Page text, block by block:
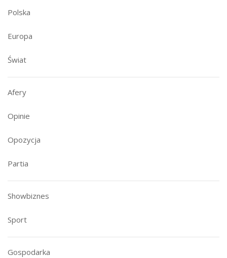
Polska
Europa
Świat
Afery
Opinie
Opozycja
Partia
Showbiznes
Sport
Gospodarka